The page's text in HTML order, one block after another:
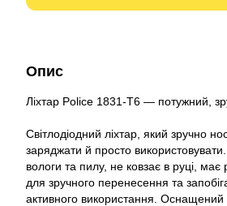
Опис
Ліхтар Police 1831-T6 — потужний,
Світлодіодний ліхтар, який зручно
заряджати й просто
вологи та пилу, не ковзає в руці, має
для зручного перенесення та
активного використання.